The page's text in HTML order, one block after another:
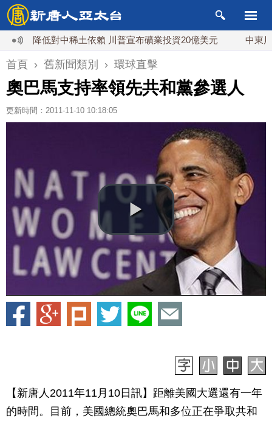
降低對中稀土依賴 川普宣布礦業投資20億美元 中東局勢
首頁 › 舊新聞類別 › 環球直擊
奧巴馬支持率領先共和黨參選人
更新時間：2011-11-10 10:18:05
【新唐人2011年11月10日訊】距離美國大選還有一年
的時間。目前，美國總統奧巴馬和多位正在爭取共和